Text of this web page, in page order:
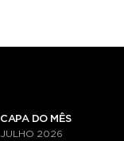
CAPA DO MÊS
JULHO 2026